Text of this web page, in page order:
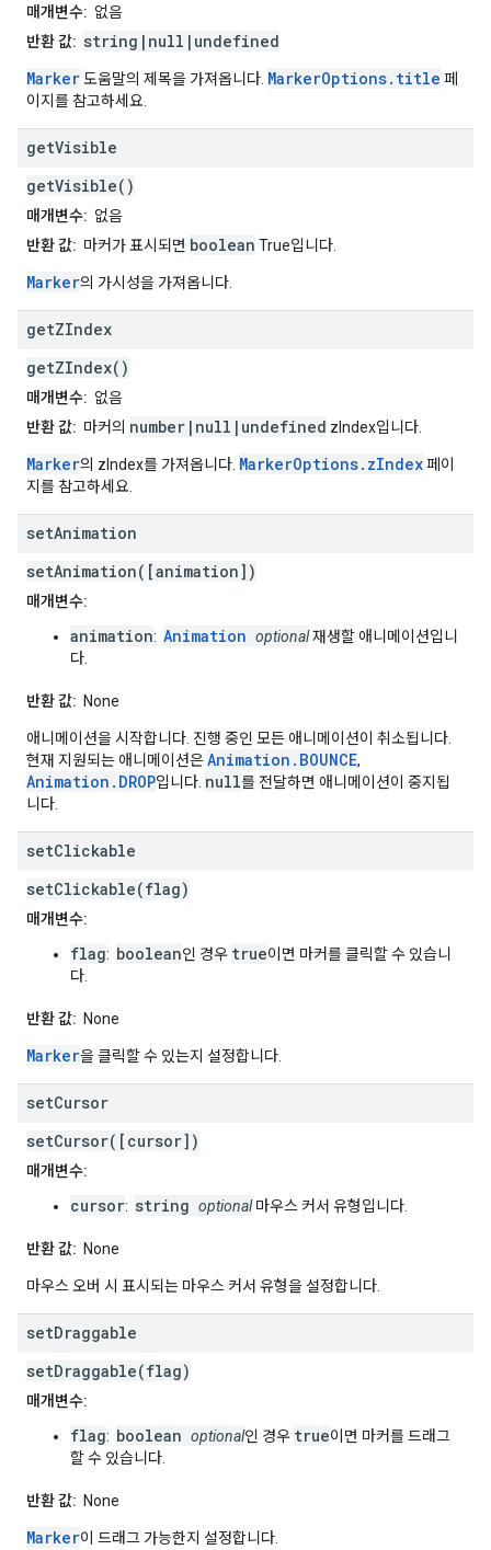
매개변수: 없음
반환 값: string|null|undefined
Marker도움말의 제목을 가져옵니다. MarkerOptions.title 페
이지를 참고하세요.
getVisible
getVisible()
매개변수: 없음
반환 값: 마커가 표시되면 boolean True입니다.
Marker의 가시성을 가져옵니다.
getZIndex
getZIndex()
매개변수: 없음
반환 값: 마커의 number|null|undefined zIndex입니다.
Marker의 zIndex를 가져옵니다. MarkerOptions.zIndex페이
지를 참고하세요.
setAnimation
setAnimation([animation])
매개변수:
animation: Animation optional재생할 애니메이션입니
다.
반환 값: None
애니메이션을 시작합니다. 진행 중인 모든 애니메이션이 취소됩니다.
현재 지원되는 애니메이션은Animation.BOUNCE,
Animation.DROP입니다. null를 전달하면 애니메이션이 중지됩
니다.
setClickable
setClickable(flag)
매개변수:
flag: boolean인 경우 true이면 마커를 클릭할 수 있습니
다.
반환 값: None
Marker을 클릭할 수 있는지 설정합니다.
setCursor
setCursor([cursor])
매개변수:
cursor: string optional마우스 커서 유형입니다.
반환 값: None
마우스 오버 시 표시되는 마우스 커서 유형을 설정합니다.
setDraggable
setDraggable(flag)
매개변수:
flag: boolean optional인 경우 true이면 마커를 드래그
할 수 있습니다.
반환 값: None
Marker이 드래그 가능한지 설정합니다.